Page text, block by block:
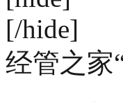
[/hide]
经管之家